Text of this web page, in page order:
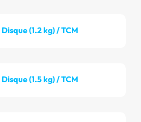
Disque (1.2 kg) / TCM
Disque (1.5 kg) / TCM